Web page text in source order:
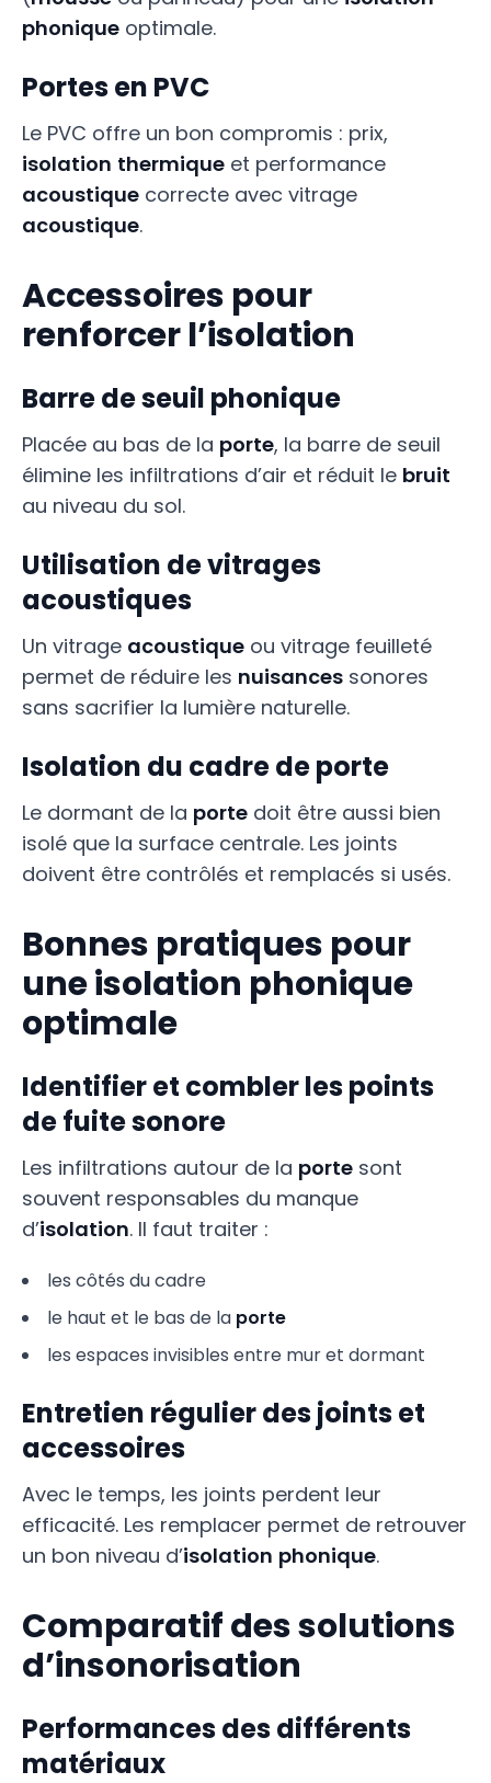
phonique optimale.
Portes en PVC
Le PVC offre un bon compromis : prix,
isolation thermique et performance
acoustique correcte avec vitrage
acoustique.
Accessoires pour
renforcer l’isolation
Barre de seuil phonique
Placée au bas de la porte, la barre de seuil
élimine les infiltrations d’air et réduit le bruit
au niveau du sol.
Utilisation de vitrages
acoustiques
Un vitrage acoustique ou vitrage feuilleté
permet de réduire les nuisances sonores
sans sacrifier la lumière naturelle.
Isolation du cadre de porte
Le dormant de la porte doit être aussi bien
isolé que la surface centrale. Les joints
doivent être contrôlés et remplacés si usés.
Bonnes pratiques pour
une isolation phonique
optimale
Identifier et combler les points
de fuite sonore
Les infiltrations autour de la porte sont
souvent responsables du manque
d’isolation. Il faut traiter :
les côtés du cadre
le haut et le bas de la porte
les espaces invisibles entre mur et dormant
Entretien régulier des joints et
accessoires
Avec le temps, les joints perdent leur
efficacité. Les remplacer permet de retrouver
un bon niveau d’isolation phonique.
Comparatif des solutions
d’insonorisation
Performances des différents
matériaux